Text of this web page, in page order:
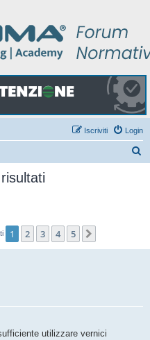
Login
Iscriviti
1 2 3 4 5
utilizzare vernici